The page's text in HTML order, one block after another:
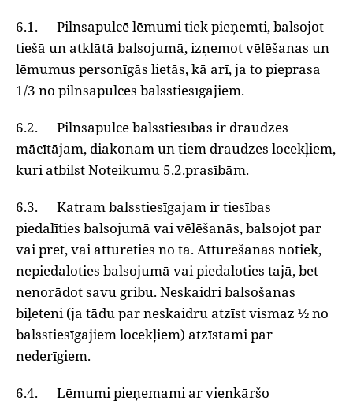
6.1. Pilnsapulcē lēmumi tiek pieņemti, balsojot
tiešā un atklātā balsojumā, izņemot vēlēšanas un
lēmumus personīgās lietās, kā arī, ja to pieprasa
1/3 no pilnsapulces balsstiesīgajiem.
6.2. Pilnsapulcē balsstiesības ir draudzes
mācītājam, diakonam un tiem draudzes locekļiem,
kuri atbilst Noteikumu 5.2.prasībām.
6.3. Katram balsstiesīgajam ir tiesības
piedalīties balsojumā vai vēlēšanās, balsojot par
vai pret, vai atturēties no tā. Atturēšanās notiek,
nepiedaloties balsojumā vai piedaloties tajā, bet
nenorādot savu gribu. Neskaidri balsošanas
biļeteni (ja tādu par neskaidru atzīst vismaz ½ no
balsstiesīgajiem locekļiem) atzīstami par
nederīgiem.
6.4. Lēmumi pieņemami ar vienkāršo